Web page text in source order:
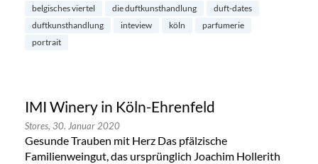
belgisches viertel die duftkunsthandlung
duft-dates
duftkunsthandlung
inteview köln
parfumerie
portrait
IMI Winery in Köln-Ehrenfeld
Stores, 30. Januar 2020
Gesunde Trauben mit Herz Das pfälzische
Familienweingut, das ursprünglich Joachim Hollerith